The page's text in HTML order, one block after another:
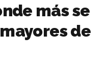
más se
de